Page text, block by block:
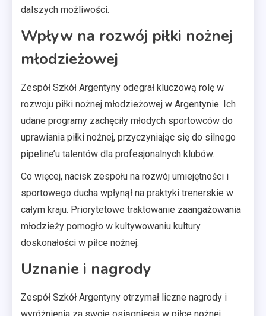
dalszych możliwości.
Wpływ na rozwój piłki nożnej
młodzieżowej
Zespół Szkół Argentyny odegrał kluczową rolę w
rozwoju piłki nożnej młodzieżowej w Argentynie. Ich
udane programy zachęciły młodych sportowców do
uprawiania piłki nożnej, przyczyniając się do silnego
pipeline’u talentów dla profesjonalnych klubów.
Co więcej, nacisk zespołu na rozwój umiejętności i
sportowego ducha wpłynął na praktyki trenerskie w
całym kraju. Priorytetowe traktowanie zaangażowania
młodzieży pomogło w kultywowaniu kultury
doskonałości w piłce nożnej.
Uznanie i nagrody
Zespół Szkół Argentyny otrzymał liczne nagrody i